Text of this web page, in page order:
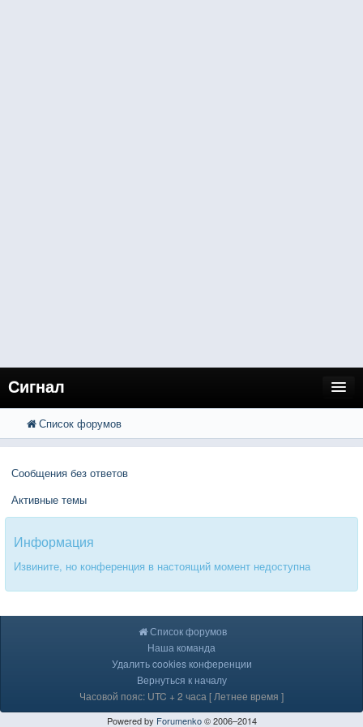
Сигнал
FAQ
Вход
Расширенный поиск
Список форумов
Сообщения без ответов
Активные темы
Информация
Извините, но конференция в настоящий момент недоступна
Список форумов
Наша команда
Удалить cookies конференции
Вернуться к началу
Часовой пояс: UTC + 2 часа [ Летнее время ]
Powered by Forumenko© 2006–2014